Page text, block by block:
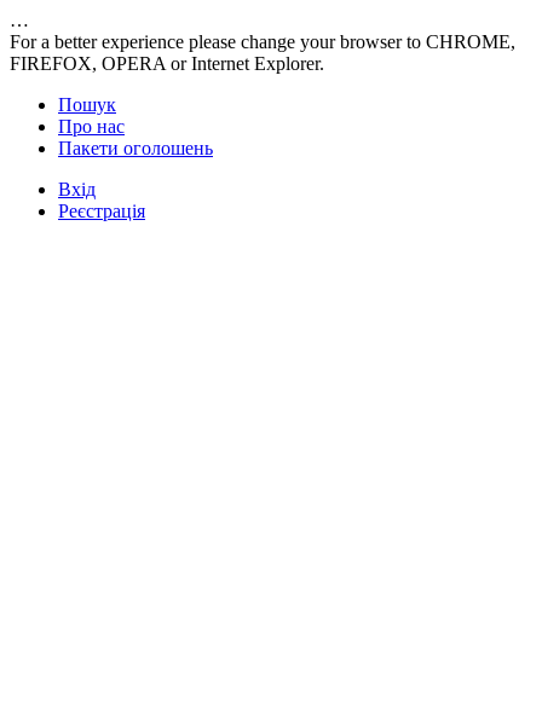
…
For a better experience please change your browser to CHROME,
FIREFOX, OPERA or Internet Explorer.
Пошук
Про нас
Пакети оголошень
Вхід
Реєстрація